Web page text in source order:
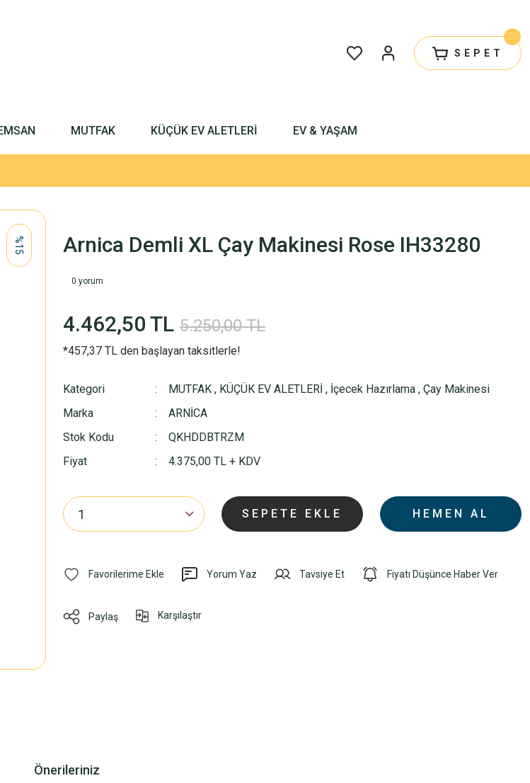
SEPET
MUTFAK KÜÇÜK EV ALETLERİ EV & YAŞAM
%15 Arnica Demli XL Çay Makinesi Rose IH33280
0 yorum
4.462,50 TL 5.250,00 TL
*457,37 TL den başlayan taksitlerle!
Kategori MUTFAK , KÜÇÜK EV ALETLERİ , İçecek Hazırlama , Çay Makinesi
Marka
ARNİCA
Stok Kodu
QKHDDBTRZM
Fiyat
4.375,00 TL + KDV
SEPETE EKLE HEMEN AL
Yorum Yaz Tavsiye Et Fiyatı Düşünce Haber Ver
Paylaş Karşılaştır
Önerileriniz